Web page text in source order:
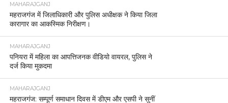
MAHARAJGANJ
महराजगंज में जिलाधिकारी और पुलिस अधीक्षक ने किया जिला
कारागार का आकस्मिक निरीक्षण।
MAHARAJGANJ
पनियरा में महिला का आपत्तिजनक वीडियो वायरल, पुलिस ने
दर्ज किया मुकदमा
MAHARAJGANJ
महराजगंज: सम्पूर्ण समाधान दिवस में डीएम और एसपी ने सुनीं